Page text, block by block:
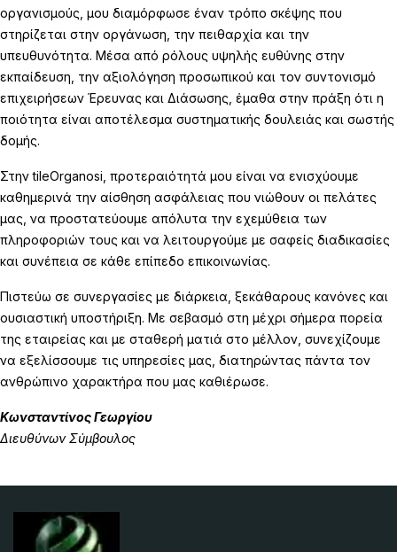
οργανισμούς, μου διαμόρφωσε έναν τρόπο σκέψης που
στηρίζεται στην οργάνωση, την πειθαρχία και την
υπευθυνότητα. Μέσα από ρόλους υψηλής ευθύνης στην
εκπαίδευση, την αξιολόγηση προσωπικού και τον συντονισμό
επιχειρήσεων Έρευνας και Διάσωσης, έμαθα στην πράξη ότι η
ποιότητα είναι αποτέλεσμα συστηματικής δουλειάς και σωστής
δομής.
Στην tileOrganosi, προτεραιότητά μου είναι να ενισχύουμε
καθημερινά την αίσθηση ασφάλειας που νιώθουν οι πελάτες
μας, να προστατεύουμε απόλυτα την εχεμύθεια των
πληροφοριών τους και να λειτουργούμε με σαφείς διαδικασίες
και συνέπεια σε κάθε επίπεδο επικοινωνίας.
Πιστεύω σε συνεργασίες με διάρκεια, ξεκάθαρους κανόνες και
ουσιαστική υποστήριξη. Με σεβασμό στη μέχρι σήμερα πορεία
της εταιρείας και με σταθερή ματιά στο μέλλον, συνεχίζουμε
να εξελίσσουμε τις υπηρεσίες μας, διατηρώντας πάντα τον
ανθρώπινο χαρακτήρα που μας καθιέρωσε.
Κωνσταντίνος Γεωργίου
Διευθύνων Σύμβουλος